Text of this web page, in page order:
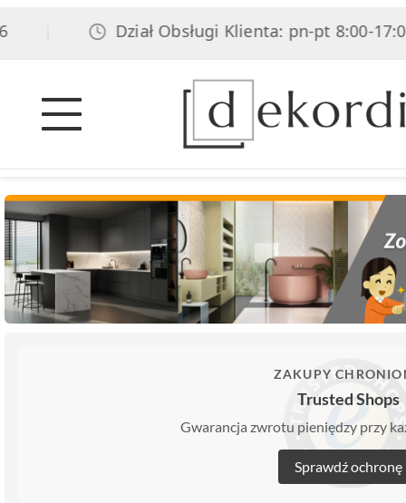
| Dział Obsługi Klienta: pn-pt 8:00-17:00,
ZAKUPY
Trusted Shops
Gwarancja zwrotu pieniędzy przy
Sprawdź ochronę